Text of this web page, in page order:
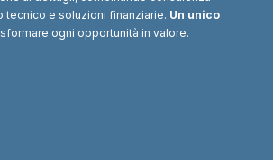
tecnico e soluzioni finanziarie. Un unico
ogni opportunità in valore.